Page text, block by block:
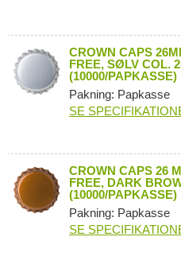
CROWN CAPS
FREE, SØLV COL.
(10000/PAPKASSE)
Pakning: Papkasse
SE
CROWN CAPS 26
FREE, DARK
(10000/PAPKASSE)
Pakning: Papkasse
SE